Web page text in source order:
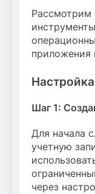
Рассмотрим
приложения
Шаг 1:
Для начала
учетную
через